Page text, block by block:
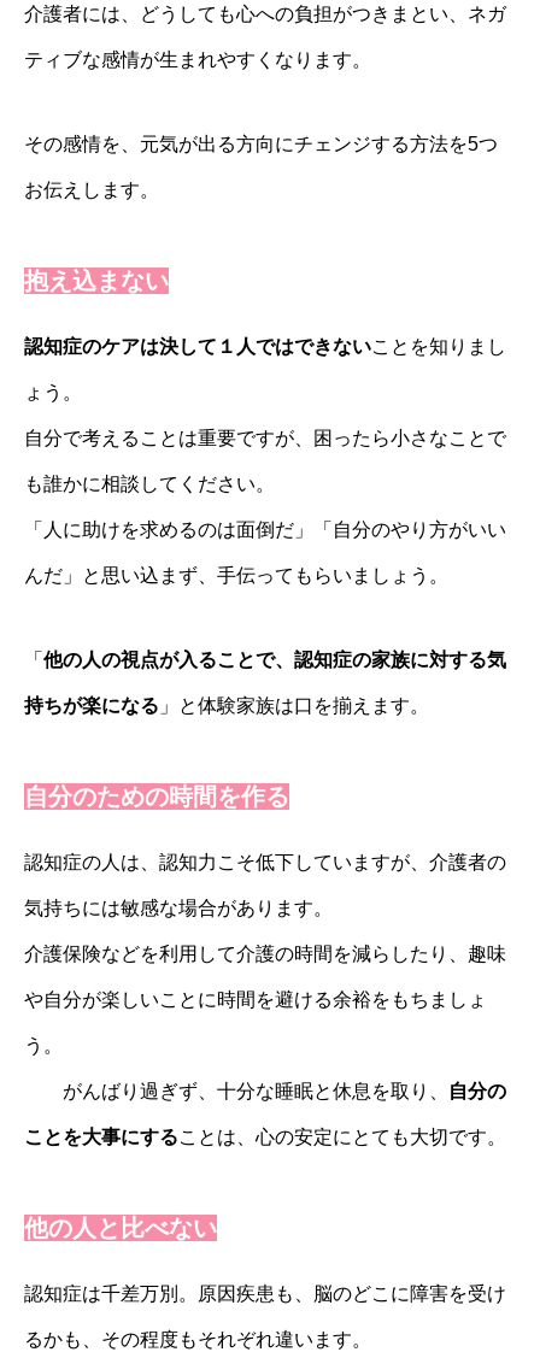
介護者には、どうしても心への負担がつきまとい、ネガ
ティブな感情が生まれやすくなります。
その感情を、元気が出る方向にチェンジする方法を5つ
お伝えします。
抱え込まない
認知症のケアは決して１人ではできないことを知りまし
ょう。
自分で考えることは重要ですが、困ったら小さなことで
も誰かに相談してください。
「人に助けを求めるのは面倒だ」「自分のやり方がいい
んだ」と思い込まず、手伝ってもらいましょう。
「 他の人の視点が入ることで、認知症の家族に対する気
持ちが楽になる 」と体験家族は口を揃えます。
自分のための時間を作る
認知症の人は、認知力こそ低下していますが、介護者の
気持ちには敏感な場合があります。
介護保険などを利用して介護の時間を減らしたり、趣味
や自分が楽しいことに時間を避ける余裕をもちましょ
う。
がんばり過ぎず、十分な睡眠と休息を取り、 自分の
ことを大事にすることは、心の安定にとても大切です。
他の人と比べない
認知症は千差万別。原因疾患も、脳のどこに障害を受け
るかも、その程度もそれぞれ違います。